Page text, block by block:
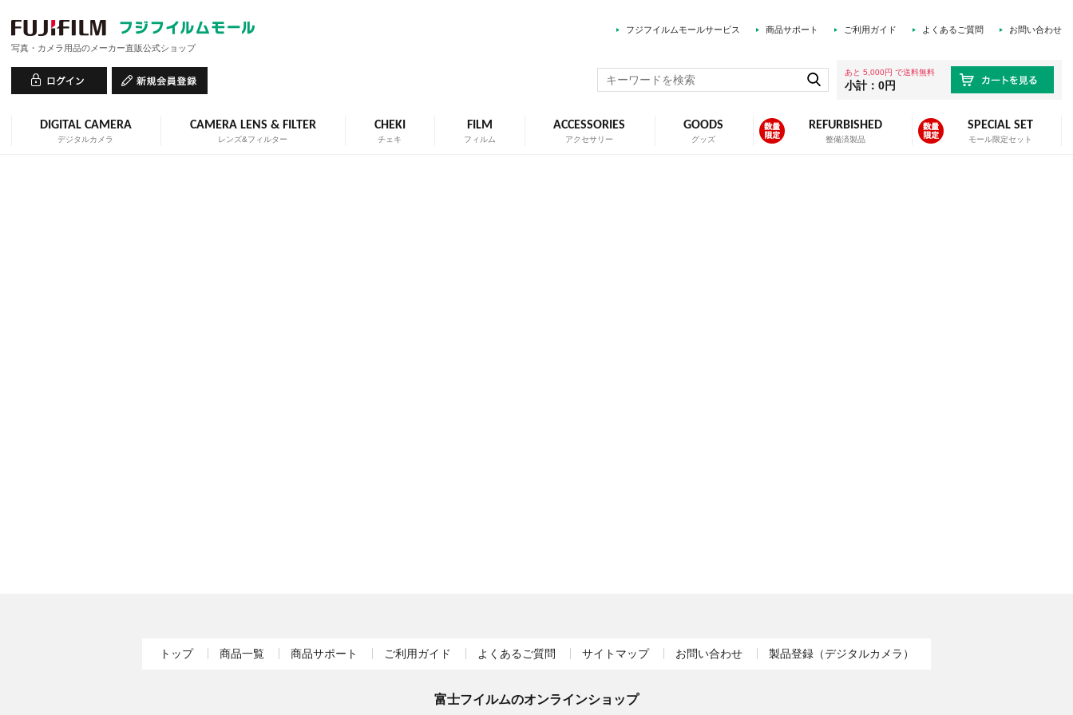
写真・カメラ用品のメーカー直販公式ショップ
フジフイルムモールサービス 商品サポート ご利用ガイド よくあるご質問 お問い合わせ
あと 5,000円 で送料無料
小計：0円
DIGITAL CAMERA
デジタルカメラ
CAMERA LENS & FILTER
レンズ&フィルター
CHEKI
チェキ
FILM
フィルム
ACCESSORIES
アクセサリー
GOODS
グッズ
REFURBISHED
整備済製品
SPECIAL SET
モール限定セット
トップ 商品一覧 商品サポート ご利用ガイド よくあるご質問 サイトマップ お問い合わせ 製品登録（デジタルカメラ）
富士フイルムのオンラインショップ